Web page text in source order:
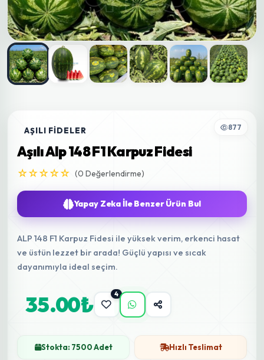
877
AŞILI FIDELER
Aşılı Alp 148 F1 Karpuz Fidesi
☆☆☆☆☆ (0 Değerlendirme)
Yapay Zeka İle Benzer Ürün Bul
ALP 148 F1 Karpuz Fidesi ile yüksek verim, erkenci hasat
ve üstün lezzet bir arada! Güçlü yapısı ve sıcak
dayanımıyla ideal seçim.
35.00₺ 4
Stokta: 7500 Adet Hızlı Teslimat